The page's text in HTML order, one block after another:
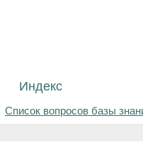
Индекс
Список вопросов базы